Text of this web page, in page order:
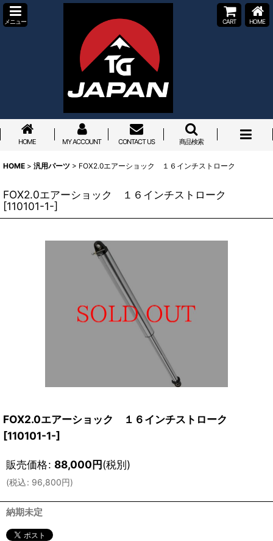
メニュー CART HOME
HOME MY ACCOUNT CONTACT US 商品検索
HOME > 汎用パーツ > FOX2.0エアーショック １６インチストローク
FOX2.0エアーショック １６インチストローク
[110101-1-]
FOX2.0エアーショック １６インチストローク
[110101-1-]
販売価格: 88,000円(税別)
(税込: 96,800円)
納期未定